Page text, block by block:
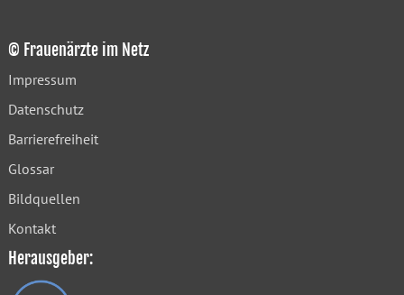
© Frauenärzte im Netz
Impressum
Datenschutz
Barrierefreiheit
Glossar
Bildquellen
Kontakt
Herausgeber: